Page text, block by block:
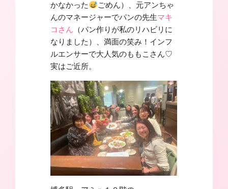
かなかった
ごめん）、元アンちゃ
んのマネージャーでパンの先生マキ
コさん （パン作りが私のリハビリに
なりました）、満面の笑み！インフ
ルエンサーで大人気のももこさん♡
実はご近所。